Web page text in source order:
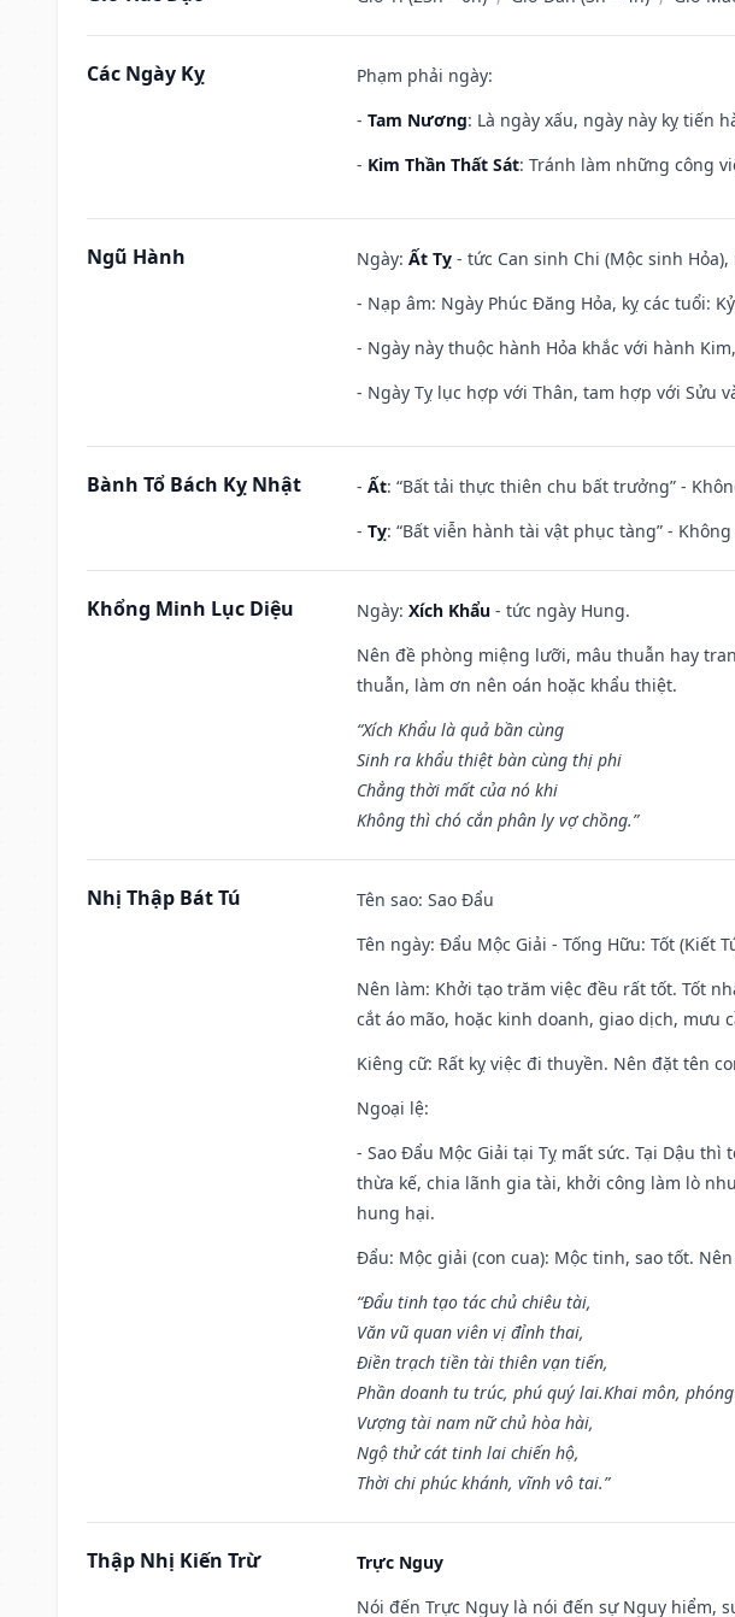
Các Ngày Kỵ
Phạm phải ngày:
- Tam Nương: Là ngày xấu, ngày này kỵ tiến
- Kim Thần Thất Sát: Tránh làm những công
Ngũ Hành Ngày: Ất Tỵ - tức Can sinh Chi (Mộc sinh
- Nạp âm: Ngày Phúc Đăng Hỏa, kỵ các tuổi:
- Ngày này thuộc hành Hỏa khắc với hành
- Ngày Tỵ lục hợp với Thân, tam hợp với Sửu
Bành Tổ Bách Kỵ Nhật - Ất: “Bất tải thực thiên chu bất trưởng” -
- Tỵ: “Bất viễn hành tài vật phục tàng” -
Khổng Minh Lục Diệu Ngày: Xích Khẩu - tức ngày Hung.
Nên đề phòng miệng lưỡi, mâu thuẫn hay
thuẫn, làm ơn nên oán hoặc khẩu thiệt.
“Xích Khẩu là quả bần cùng
Sinh ra khẩu thiệt bàn cùng thị phi
Chẳng thời mất của nó khi
Không thì chó cắn phân ly vợ chồng.”
Nhị Thập Bát Tú Tên sao: Sao Đẩu
Tên ngày: Đẩu Mộc Giải - Tống Hữu: Tốt (Kiết
Nên làm: Khởi tạo trăm việc đều rất tốt. Tốt
cắt áo mão, hoặc kinh doanh, giao dịch, mưu
Kiêng cữ: Rất kỵ việc đi thuyền. Nên đặt tên
Ngoại lệ:
- Sao Đẩu Mộc Giải tại Tỵ mất sức. Tại Dậu
thừa kế, chia lãnh gia tài, khởi công làm lò
hung hại.
Đẩu: Mộc giải (con cua): Mộc tinh, sao tốt.
“Đẩu tinh tạo tác chủ chiêu tài,
Văn vũ quan viên vị đỉnh thai,
Điền trạch tiền tài thiên vạn tiến,
Phần doanh tu trúc, phú quý lai.Khai môn,
Vượng tài nam nữ chủ hòa hài,
Ngộ thử cát tinh lai chiến hộ,
Thời chi phúc khánh, vĩnh vô tai.”
Thập Nhị Kiến Trừ
Trực Nguy
Nói đến Trực Nguy là nói đến sự Nguy hiểm,